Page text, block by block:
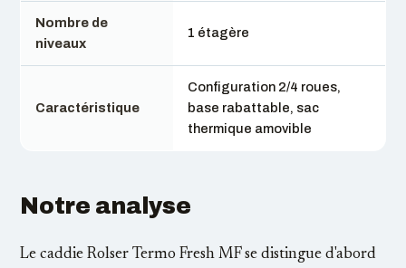
Nombre de
niveaux
1 étagère
Caractéristique
Configuration 2/4 roues,
base rabattable, sac
thermique amovible
Notre analyse
Le caddie Rolser Termo Fresh MF se distingue d'abord